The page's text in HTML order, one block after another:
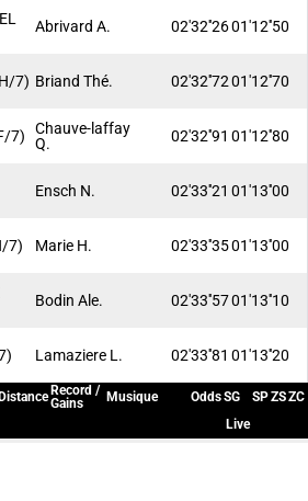
Abrivard A. 02'32''2601'12''50
7) Briand Thé. 02'32''7201'12''70
7)
Chauve-laffay
Q.
02'32''91 01'12''80
Ensch N. 02'33''21 01'13''00
7) Marie H. 02'33''3501'13''00
Bodin Ale. 02'33''5701'13''10
Lamaziere L. 02'33''81 01'13''20
Distance Record /
Gains
Musique OddsSG SPZSZC
Live